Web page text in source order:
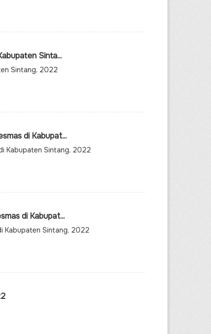
Sinta...
Sintang, 2022
di Kabupat...
Kabupaten Sintang, 2022
di Kabupat...
Kabupaten Sintang, 2022